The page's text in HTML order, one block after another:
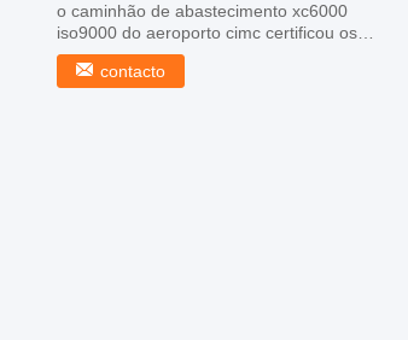
o caminhão de abastecimento xc6000
iso9000 do aeroporto cimc certificou os
caminhões da restauração ...
contacto